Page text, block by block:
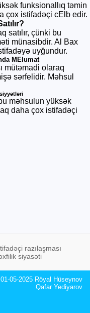
funksionallıq təmin
çox istifadəçi cElb edir.
satılır, çünki bu
münasibdir. Al Bax
uyğundur.
MElumat
mütəmadi olaraq
sərfelidir. Məhsul
məhsulun yüksək
daha çox istifadəçi
razılaşması
siyasəti
05-2025 Röyal Hüseynov
Qafar Yediyarov